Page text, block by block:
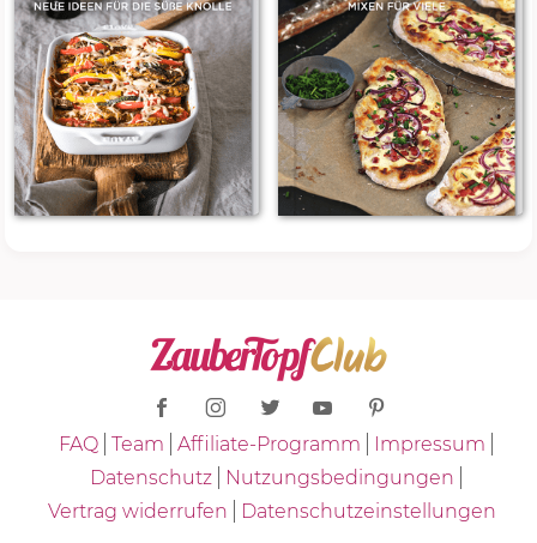
FAQ Team Affiliate-Programm
Impressum
Datenschutz
Nutzungsbedingungen
Vertrag widerrufen
Datenschutzeinstellungen